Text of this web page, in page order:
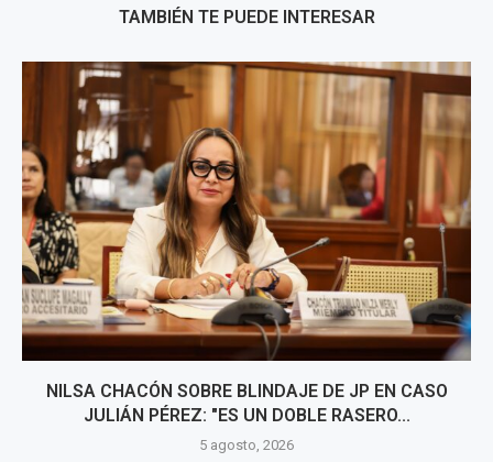
TAMBIÉN TE PUEDE INTERESAR
NILSA CHACÓN SOBRE BLINDAJE DE JP EN CASO
JULIÁN PÉREZ: "ES UN DOBLE RASERO...
5 agosto, 2026